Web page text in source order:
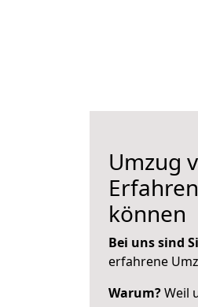
Umzug
können
Bei uns sind
erfahrene
Warum?Weil